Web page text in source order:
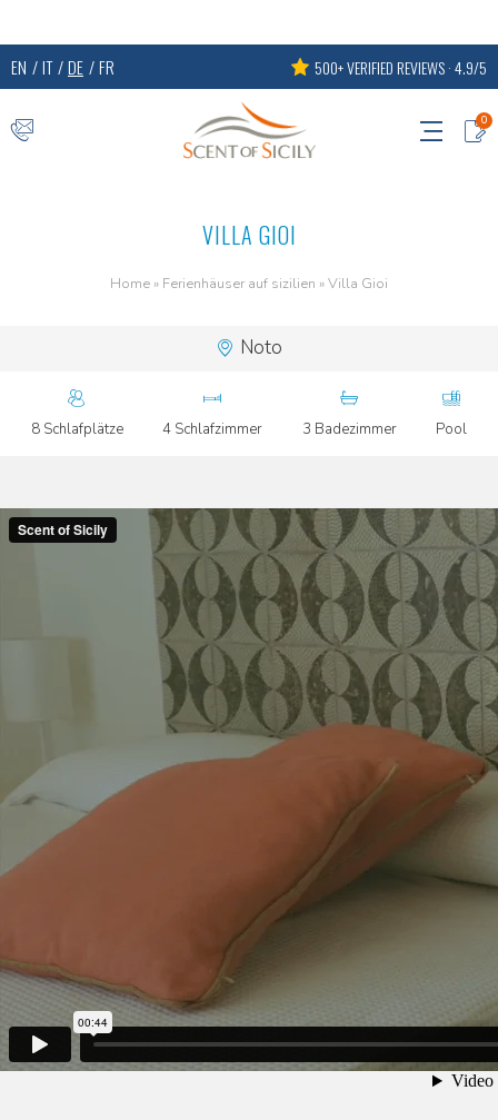
EN IT DE FR 500+ VERIFIED REVIEWS · 4.9/5
0
VILLA GIOI
Home » Ferienhäuser auf sizilien »Villa Gioi
Noto
8 Schlafplätze 4 Schlafzimmer 3 Badezimmer Pool